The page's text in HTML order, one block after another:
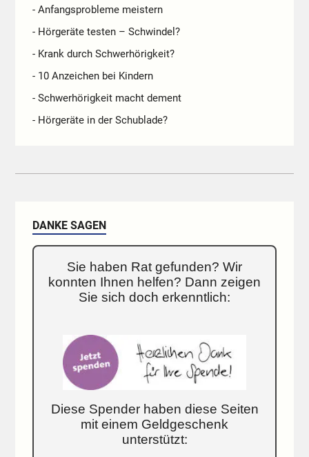
- Anfangsprobleme meistern
- Hörgeräte testen – Schwindel?
- Krank durch Schwerhörigkeit?
- 10 Anzeichen bei Kindern
- Schwerhörigkeit macht dement
- Hörgeräte in der Schublade?
DANKE SAGEN
Sie haben Rat gefunden? Wir
konnten Ihnen helfen? Dann zeigen
Sie sich doch erkenntlich:
Diese Spender haben diese Seiten
mit einem Geldgeschenk
unterstützt: